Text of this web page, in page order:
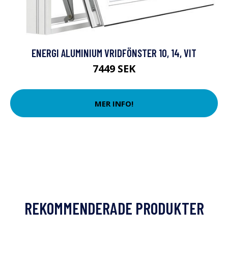
ENERGI ALUMINIUM VRIDFÖNSTER 10, 14, VIT
7449 SEK
MER INFO!
REKOMMENDERADE PRODUKTER